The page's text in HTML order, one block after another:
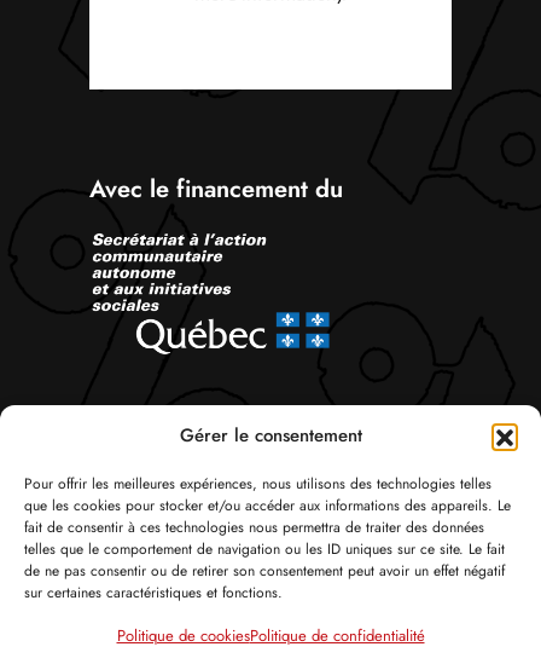
Gérer le consentement
Pour offrir les meilleures expériences, nous utilisons des technologies telles
que les cookies pour stocker et/ou accéder aux informations des appareils. Le
fait de consentir à ces technologies nous permettra de traiter des données
telles que le comportement de navigation ou les ID uniques sur ce site. Le fait
de ne pas consentir ou de retirer son consentement peut avoir un effet négatif
sur certaines caractéristiques et fonctions.
Politique de cookiesPolitique de confidentialité
Avec le financement du
Suivez-nous